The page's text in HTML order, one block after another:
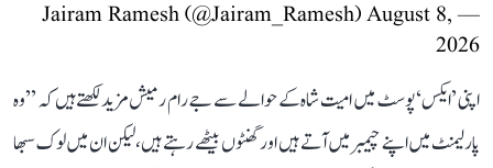
— Jairam Ramesh (@Jairam_Ramesh)
August 8,
2026
اپنی ’ایکس‘ پوسٹ میں امیت شاہ کے حوالے سے جے رام رمیش مزید لکھتے ہیں کہ ’’وہ
پارلیمنٹ میں اپنے چیمبر میں آتے ہیں اور گھنٹوں بیٹھے رہتے ہیں، لیکن ان میں لوک سبھا